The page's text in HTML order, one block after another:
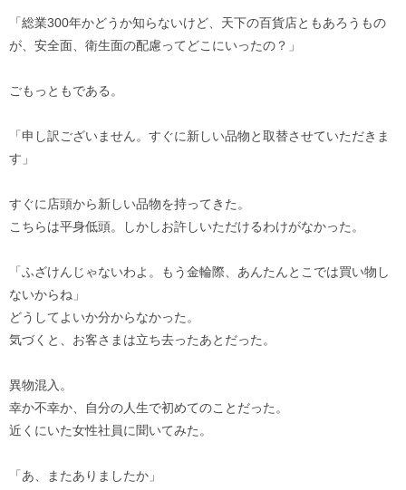
「総業300年かどうか知らないけど、天下の百貨店ともあろうもの
が、安全面、衛生面の配慮ってどこにいったの？」
ごもっともである。
「申し訳ございません。すぐに新しい品物と取替させていただきま
す」
すぐに店頭から新しい品物を持ってきた。
こちらは平身低頭。しかしお許しいただけるわけがなかった。
「ふざけんじゃないわよ。もう金輪際、あんたんとこでは買い物し
ないからね」
どうしてよいか分からなかった。
気づくと、お客さまは立ち去ったあとだった。
異物混入。
幸か不幸か、自分の人生で初めてのことだった。
近くにいた女性社員に聞いてみた。
「あ、またありましたか」